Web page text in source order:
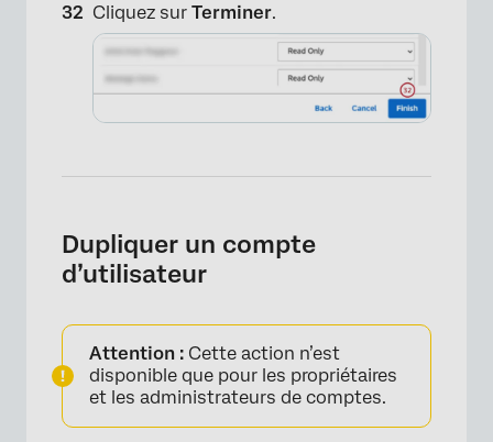
Cliquez sur Terminer.
Dupliquer un compte
d’utilisateur
Attention : Cette action n’est
disponible que pour les propriétaires
et les administrateurs de comptes.